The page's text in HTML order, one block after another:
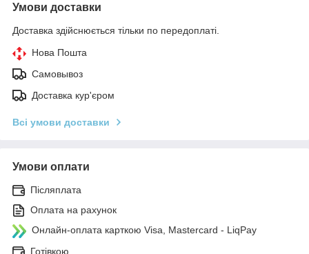
Умови доставки
Доставка здійснюється тільки по передоплаті.
Нова Пошта
Самовывоз
Доставка кур'єром
Всі умови доставки
Умови оплати
Післяплата
Оплата на рахунок
Онлайн-оплата карткою Visa, Mastercard - LiqPay
Готівкою